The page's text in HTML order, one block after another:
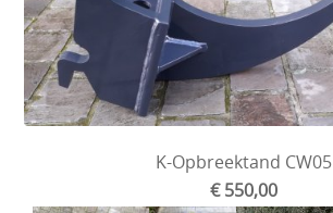
K-Opbreektand CW05
€ 550,00